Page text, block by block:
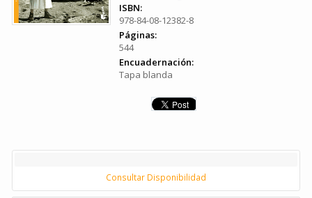
ISBN:
978-84-08-12382-8
Páginas:
544
Encuadernación:
Tapa blanda
Consultar Disponibilidad